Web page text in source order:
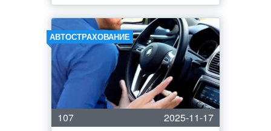
АВТОСТРАХОВАНИЕ
107
2025-11-17